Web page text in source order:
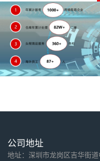
公司地址
地址：深圳市龙岗区吉华街